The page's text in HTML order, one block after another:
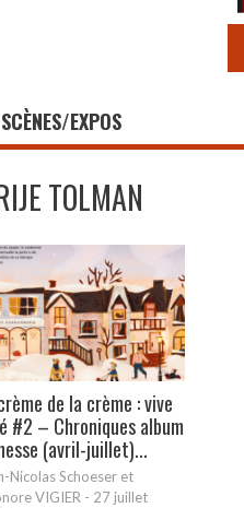
SCÈNES/EXPOS
TOLMAN
de la crème : vive
#2 – Chroniques album
(avril-juillet)...
Nicolas Schoeser et
VIGIER - 27 juillet